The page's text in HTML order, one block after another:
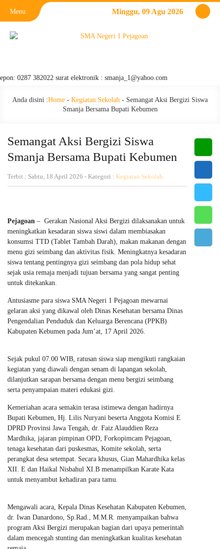
Menu Minggu, 09 Agu 2026
382022 surat elektronik : smanja_1@yahoo.com
Anda disini :Home - Kegiatan Sekolah - Semangat Aksi Bergizi Siswa
Smanja Bersama Bupati Kebumen
Semangat Aksi Bergizi Siswa
Smanja Bersama Bupati Kebumen
Terbit : Sabtu, 18 April 2026 - Kategori : Kegiatan Sekolah
Pejagoan – Gerakan Nasional Aksi Bergizi dilaksanakan untuk
meningkatkan kesadaran siswa siswi dalam membiasakan
konsumsi TTD (Tablet Tambah Darah), makan makanan dengan
menu gizi seimbang dan aktivitas fisik. Meningkatnya kesadaran
siswa tentang pentingnya gizi seimbang dan pola hidup sehat
sejak usia remaja menjadi tujuan bersama yang sangat penting
untuk ditekankan.
Antusiasme para siswa SMA Negeri 1 Pejagoan mewarnai
gelaran aksi yang dikawal oleh Dinas Kesehatan bersama Dinas
Pengendalian Penduduk dan Keluarga Berencana (PPKB)
Kabupaten Kebumen pada Jum’at, 17 April 2026.
Sejak pukul 07.00 WIB, ratusan siswa siap mengikuti rangkaian
kegiatan yang diawali dengan senam di lapangan sekolah,
dilanjutkan sarapan bersama dengan menu bergizi seimbang
serta penyampaian materi edukasi gizi.
Kemeriahan acara semakin terasa istimewa dengan hadirnya
Bupati Kebumen, Hj. Lilis Nuryani beserta Anggota Komisi E
DPRD Provinsi Jawa Tengah, dr. Faiz Alauddien Reza
Mardhika, jajaran pimpinan OPD, Forkopimcam Pejagoan,
tenaga kesehatan dari puskesmas, Komite sekolah, serta
perangkat desa setempat. Secara khusus, Gian Mahardhika kelas
XII. E dan Haikal Nisbahul XI.B menampilkan Karate Kata
untuk menyambut kehadiran para tamu.
Mengawali acara, Kepala Dinas Kesehatan Kabupaten Kebumen,
dr. Iwan Danardono, Sp.Rad., M.M.R. menyampaikan bahwa
program Aksi Bergizi merupakan bagian dari upaya pemerintah
dalam mencegah stunting dan meningkatkan kualitas kesehatan